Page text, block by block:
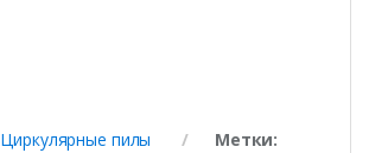
Циркулярные пилы
Метки: